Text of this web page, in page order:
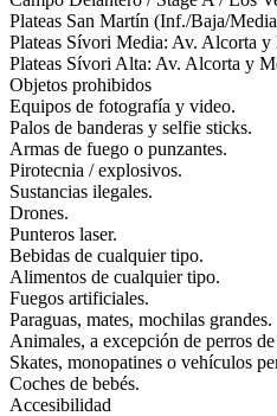
Plateas San Martín (Inf./Baja/
Plateas Sívori Media: Av. Alcorta y
Plateas Sívori Alta: Av. Alcorta y
Objetos prohibidos
Equipos de fotografía y video.
Palos de banderas y selfie sticks.
Armas de fuego o punzantes.
Pirotecnia / explosivos.
Sustancias ilegales.
Drones.
Punteros laser.
Bebidas de cualquier tipo.
Alimentos de cualquier tipo.
Fuegos artificiales.
Paraguas, mates, mochilas grandes.
Animales, a excepción de perros
Skates, monopatines o vehículos
Coches de bebés.
Accesibilidad